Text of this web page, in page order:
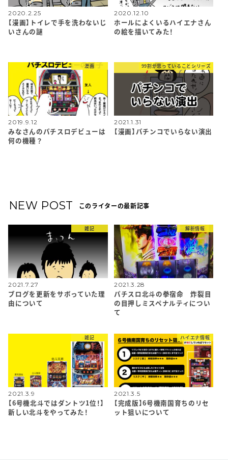
2020.2.25
【漫画】トイレで手を洗わないじ
いさんの謎
2020.12.10
ホールによくいるハイエナさん
の絵を描いてみた！
漫画
2019.9.12
みなさんのパチスロデビューは
何の機種？
99割が思っていることシリーズ
2021.1.31
【漫画】パチンコでいらない演出
NEW POST このライターの最新記事
雑記
2021.7.27
ブログを更新をサボっていた理
由について
解析情報
2021.3.28
パチスロ北斗の拳宿命 炸裂目
の目押しミスペナルティについ
て
雑記
2021.3.9
【6号機北斗ではダントツ1位！】
新しい北斗をやってみた！
ハイエナ情報
2021.3.5
【完成版】6号機南国育ちのリセ
ット狙いについて